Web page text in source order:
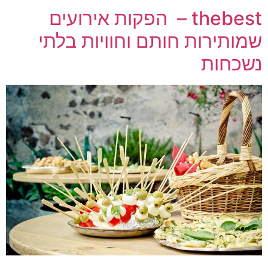
thebest – הפקות אירועים
שמותירות חותם וחוויות בלתי
נשכחות